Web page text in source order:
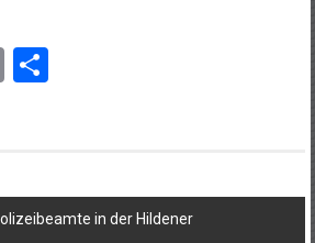
EmailTeilen
in der Hildener